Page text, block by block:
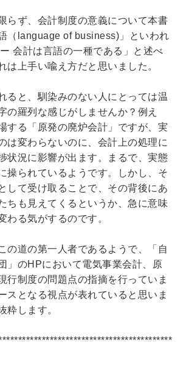
絵
らず、会計制度の意義について本書
（language of business)」といわれ
会計は言語の一種である」と述べ
は上手い喩え方だと思いました。
ると、馴染みのない人にとっては温
の羅列な感じがしませんか？例え
する「原発の廃炉会計」ですが、実
は変わらないのに、会計上の処理に
状況に影響が出ます。まるで、実態
操られているようです。しかし、そ
して受け取ることで、その背後にあ
ちも見えてくるというか、急に意味
わる気がするのです。
の道の第一人者であるようで、「自
」のHPにおいて電気事業会計、原
行制度の問題点の指摘を行っていま
スとなる視点が表れていると思いま
粋します。